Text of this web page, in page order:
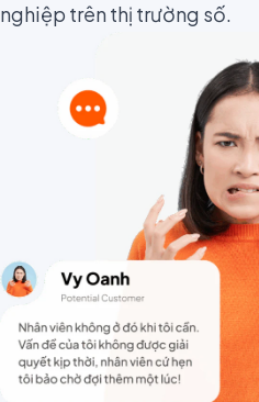
nghiệp trên thị trường số.